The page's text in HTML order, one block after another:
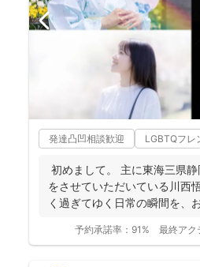
発達凸凹相談歓迎 LGBTQフレ
初めまして。 主に東海三県
をさせていただいている川西
く過ぎてゆく日常の瞬間を、
予約承諾率： 91% 最終アク